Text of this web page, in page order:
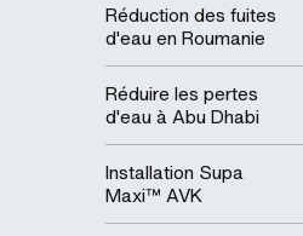
Réduction des fuites
d'eau en Roumanie
Réduire les pertes
d'eau à Abu Dhabi
Installation Supa
Maxi™ AVK